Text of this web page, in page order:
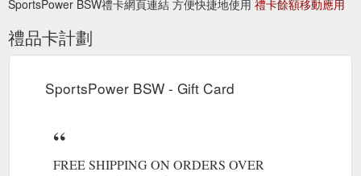
SportsPower BSW禮卡網頁連結 方便快捷地使用 禮卡餘額移動應用
禮品卡計劃
SportsPower BSW - Gift Card
FREE SHIPPING ON ORDERS OVER